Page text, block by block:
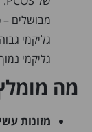
מבושלים –
גליקמי
גליקמי
מה
מזונות